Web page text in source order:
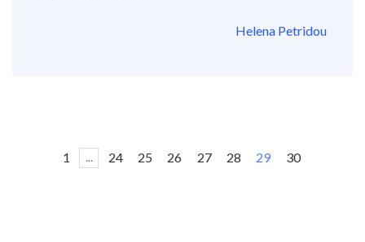
Helena Petridou
1 ... 24 25 26 27 28 29 30